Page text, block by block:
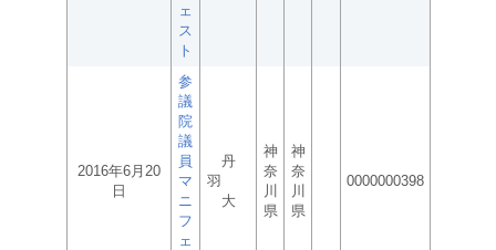
ェ
ス
ト
2016年6月20
日
参
議
院
議
員
マ
ニ
フ
ェ
丹
羽
大
神
奈
川
県
神
奈
川
県
0000000398